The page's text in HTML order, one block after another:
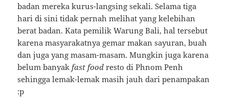
badan mereka kurus-langsing sekali. Selama tiga
hari di sini tidak pernah melihat yang kelebihan
berat badan. Kata pemilik Warung Bali, hal tersebut
karena masyarakatnya gemar makan sayuran, buah
dan juga yang masam-masam. Mungkin juga karena
belum banyakfast food resto di Phnom Penh
sehingga lemak-lemak masih jauh dari penampakan
:p